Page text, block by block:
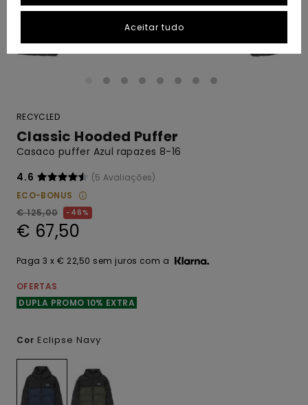
RECYCLED
Classic Hooded Puffer
Casaco puffer Azul rapazes 8-16
4.6
(5 Avaliações)
ECO-BONUS
€ 125,00
46%
€ 67,50
Paga 3 x € 22,50 sem juros com a
OFERTAS
DUPLA PROMO 10% EXTRA
Cor Eclipse Navy
Aceitar tudo